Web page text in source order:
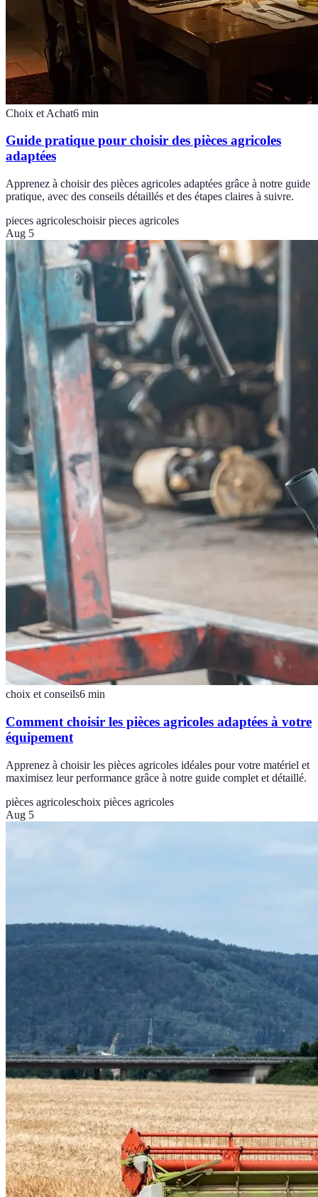
Choix et Achat6 min
Guide pratique pour choisir des pièces agricoles
adaptées
Apprenez à choisir des pièces agricoles adaptées grâce à notre guide
pratique, avec des conseils détaillés et des étapes claires à suivre.
pieces agricoleschoisir pieces agricoles
Aug 5
choix et conseils6 min
Comment choisir les pièces agricoles adaptées à votre
équipement
Apprenez à choisir les pièces agricoles idéales pour votre matériel et
maximisez leur performance grâce à notre guide complet et détaillé.
pièces agricoleschoix pièces agricoles
Aug 5